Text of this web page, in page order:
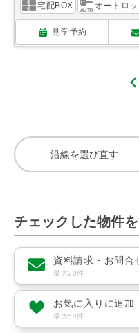
宅配BOX
オートロッ
見学予約
沿線を選び直す
チェックした物件
資料請求・お問合
最大20件
お気に入りに追加
最大50件